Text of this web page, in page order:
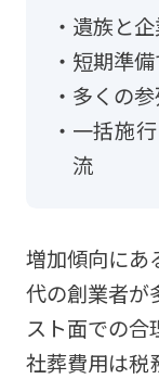
遺族と
短期準
多くの
一括施
流
増加傾向にあ
代の創業者が
スト面での合
社葬費用は税